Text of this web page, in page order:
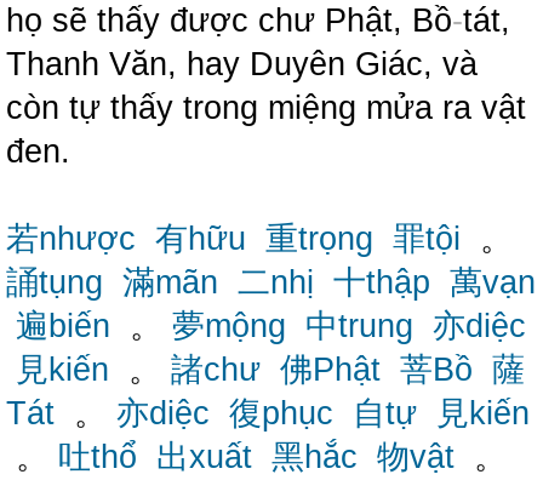
họ sẽ thấy được chư Phật, Bồ-tát,
Thanh Văn, hay Duyên Giác, và
còn tự thấy trong miệng mửa ra vật
đen.
若nhược 有hữu 重trọng 罪tội 。
誦tụng 滿mãn 二nhị 十thập 萬vạn
遍biến 。 夢mộng 中trung 亦diệc
見kiến 。 諸chư 佛Phật 菩Bồ 薩
Tát 。 亦diệc 復phục 自tự
見kiến
。 吐thổ 出xuất 黑hắc 物vật 。